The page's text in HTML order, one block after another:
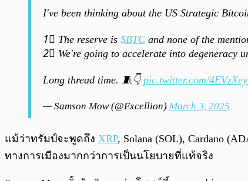
I've been thinking about the US Strategic
1⃣ The reserve is $BTC and none of the
2⃣ We're going to accelerate into degeneracy
Long thread time. 🧵👇 pic.twitter.com/
— Samson Mow (@Excellion) March 3, 2025
แม้ว่าทรัมป์จะพูดถึง XRP, Solana (SOL), Cardano
ทางการเมืองมากกว่าการเป็นนโยบายที่แท้จริง